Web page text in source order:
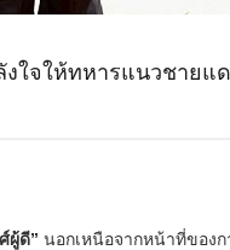
ใจให้ทหารแนวชายแ
ผู้ดี” นอกเหนือจากหน้าที่ของ